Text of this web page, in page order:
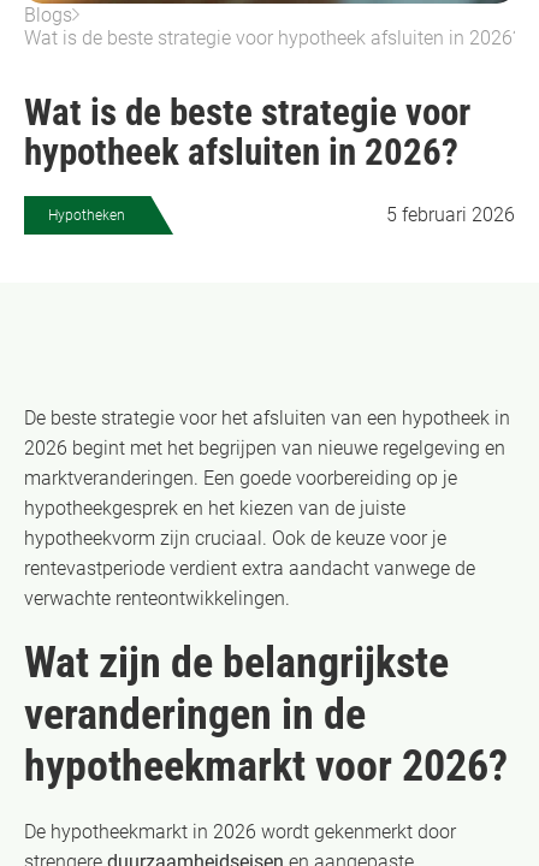
Blogs
Wat is de beste strategie voor hypotheek afsluiten in 2026?
Wat is de beste strategie voor
hypotheek afsluiten in 2026?
Hypotheken 5 februari 2026
De beste strategie voor het afsluiten van een hypotheek in
2026 begint met het begrijpen van nieuwe regelgeving en
marktveranderingen. Een goede voorbereiding op je
hypotheekgesprek en het kiezen van de juiste
hypotheekvorm zijn cruciaal. Ook de keuze voor je
rentevastperiode verdient extra aandacht vanwege de
verwachte renteontwikkelingen.
Wat zijn de belangrijkste
veranderingen in de
hypotheekmarkt voor 2026?
De hypotheekmarkt in 2026 wordt gekenmerkt door